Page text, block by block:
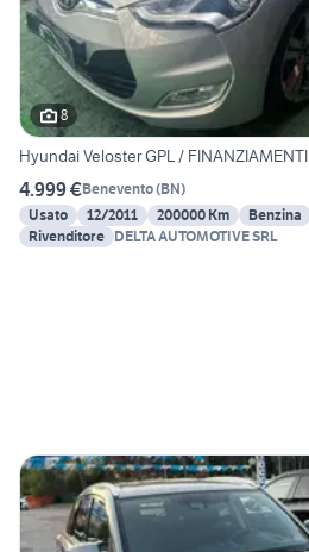
8
Hyundai Veloster GPL / FINANZIAMENTI
4.999 €Benevento(BN)
Usato
12/2011 200000 Km Benzina
Rivenditore DELTA AUTOMOTIVE SRL